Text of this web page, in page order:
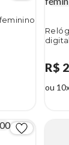
R$
ou